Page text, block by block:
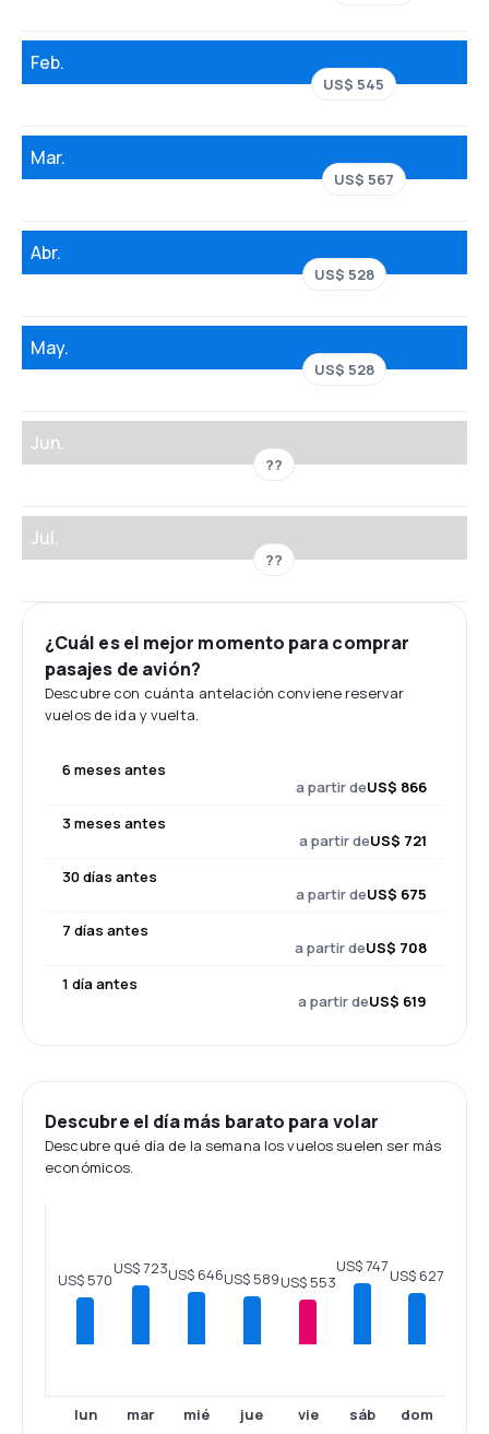
Feb.
US$ 545
Mar.
US$ 567
Abr.
US$ 528
May.
US$ 528
Jun.
??
Jul.
??
¿Cuál es el mejor momento para comprar
pasajes de avión?
Descubre con cuánta antelación conviene reservar
vuelos de ida y vuelta.
6 meses antes
a partir deUS$ 866
3 meses antes
a partir deUS$ 721
30 días antes
a partir deUS$ 675
7 días antes
a partir deUS$ 708
1 día antes
a partir deUS$ 619
Descubre el día más barato para volar
Descubre qué día de la semana los vuelos suelen ser más
económicos.
US$ 570
lun
US$ 723
mar
US$ 646
mié
US$ 589
jue
US$ 553
vie
US$ 747
sáb
US$ 627
dom